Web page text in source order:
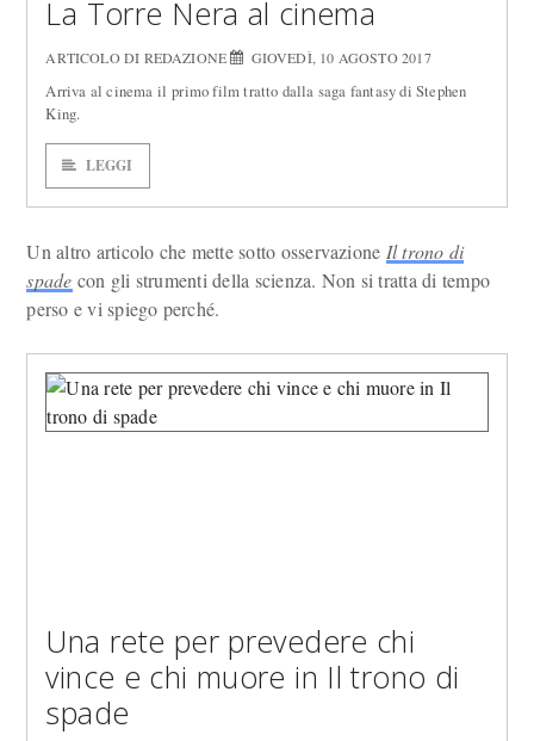
La Torre Nera al cinema
ARTICOLO DI REDAZIONE GIOVEDÌ, 10 AGOSTO 2017
Arriva al cinema il primo film tratto dalla saga fantasy di Stephen
King.
LEGGI
Un altro articolo che mette sotto osservazione Il trono di
spade con gli strumenti della scienza. Non si tratta di tempo
perso e vi spiego perché.
Una rete per prevedere chi
vince e chi muore in Il trono di
spade